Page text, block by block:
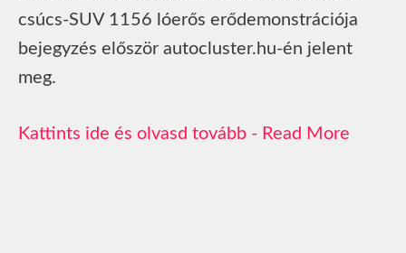
csúcs-SUV 1156 lóerős erődemonstrációja
bejegyzés először autocluster.hu-én jelent
meg.
Read More